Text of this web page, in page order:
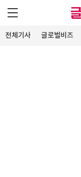
전체기사 글로벌비즈